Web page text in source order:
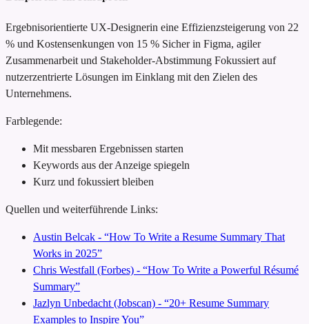
Ergebnisorientierte UX-Designerin eine Effizienzsteigerung von 22
% und Kostensenkungen von 15 % Sicher in Figma, agiler
Zusammenarbeit und Stakeholder-Abstimmung Fokussiert auf
nutzerzentrierte Lösungen im Einklang mit den Zielen des
Unternehmens.
Farblegende:
Mit messbaren Ergebnissen starten
Keywords aus der Anzeige spiegeln
Kurz und fokussiert bleiben
Quellen und weiterführende Links:
Austin Belcak - “How To Write a Resume Summary That
Works in 2025”
Chris Westfall (Forbes) - “How To Write a Powerful Résumé
Summary”
Jazlyn Unbedacht (Jobscan) - “20+ Resume Summary
Examples to Inspire You”